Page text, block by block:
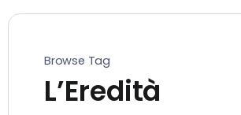
Browse Tag
L’Eredità